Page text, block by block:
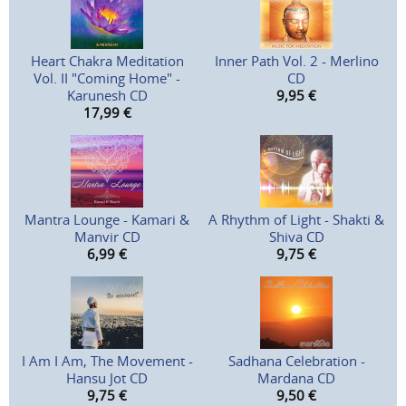
Heart Chakra Meditation
Vol. II "Coming Home" -
Karunesh CD
17,99 €
Inner Path Vol. 2 - Merlino
CD
9,95 €
Mantra Lounge - Kamari &
Manvir CD
6,99 €
A Rhythm of Light - Shakti &
Shiva CD
9,75 €
I Am I Am, The Movement -
Hansu Jot CD
9,75 €
Sadhana Celebration -
Mardana CD
9,50 €